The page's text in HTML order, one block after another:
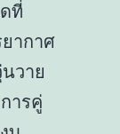
ที่
ากาศ
วาย
ารคู่